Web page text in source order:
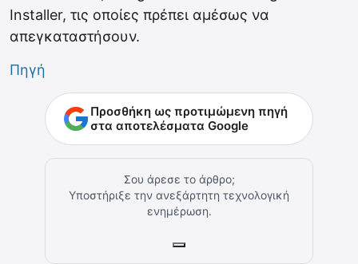
Installer, τις οποίες πρέπει αμέσως να
απεγκαταστήσουν.
Πηγή
Προσθήκη ως προτιμώμενη πηγή
στα αποτελέσματα Google
Σου άρεσε το άρθρο;
Υποστήριξε την ανεξάρτητη τεχνολογική
ενημέρωση.